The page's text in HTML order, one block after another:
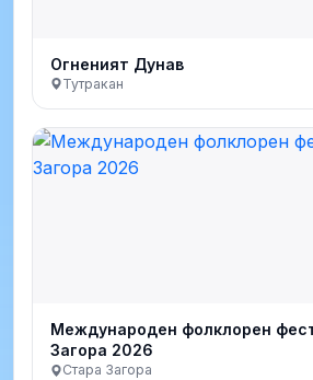
Огненият Дунав
Тутракан
Международен фолклорен
Загора 2026
Стара Загора